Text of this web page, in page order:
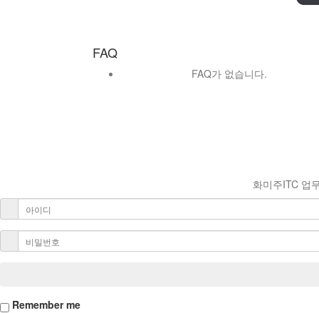
FAQ
FAQ가 없습니다.
화미주ITC 업
Remember me